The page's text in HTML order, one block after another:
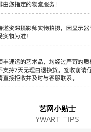
艺网小贴士
YWART TIPS